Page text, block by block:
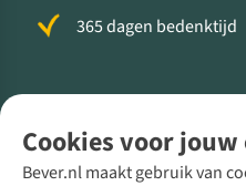
Cookies voor
Bever.nl maakt gebruik van
365 dagen bedenktijd